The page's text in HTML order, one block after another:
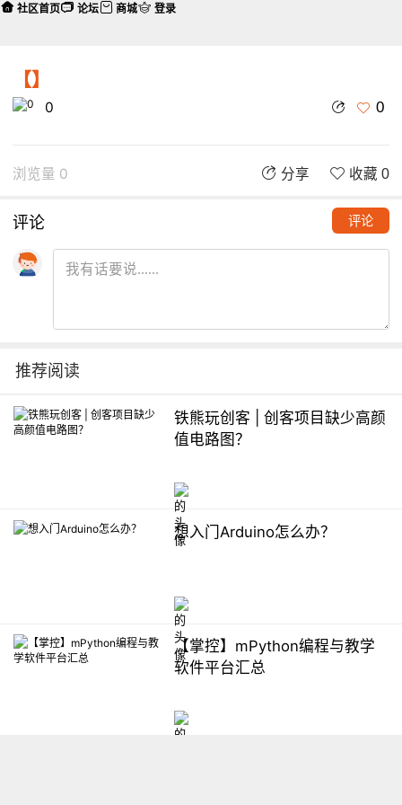
【】
0 0
浏览量 0 分享 收藏 0
评论 评论
推荐阅读
铁熊玩创客 | 创客项目缺少高颜
值电路图？
想入门Arduino怎么办？
【掌控】mPython编程与教学
软件平台汇总
社区首页 论坛 商城 登录